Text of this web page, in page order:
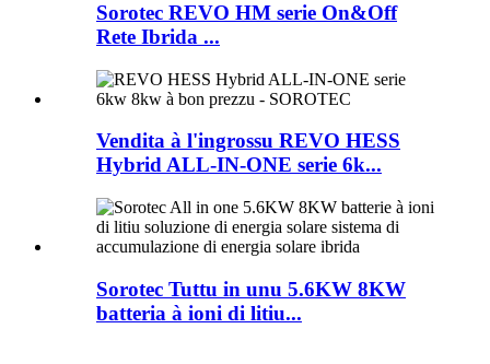
Sorotec REVO HM serie On&Off
Rete Ibrida ...
Vendita à l'ingrossu REVO HESS
Hybrid ALL-IN-ONE serie 6k...
Sorotec Tuttu in unu 5.6KW 8KW
batteria à ioni di litiu...